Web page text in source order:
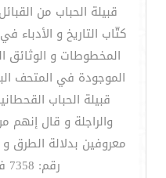
قبيلة الحباب من
كتّاب التاريخ و الأدباء
المخطوطات و
الموجودة في المتحف
قبيلة الحباب
والراجلة و قال
معروفين بدلالة الطرق
رقم: 7358 في عام 1825 م.